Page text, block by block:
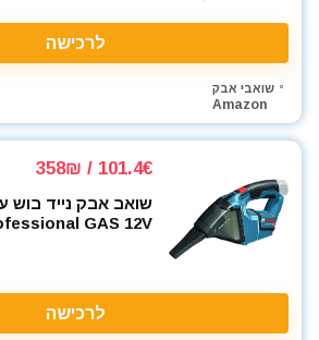
לרכישה
שואבי אבק
Amazon
101.4€ / 358₪
שואב אבק נייד בוש
GAS 12V
לרכישה